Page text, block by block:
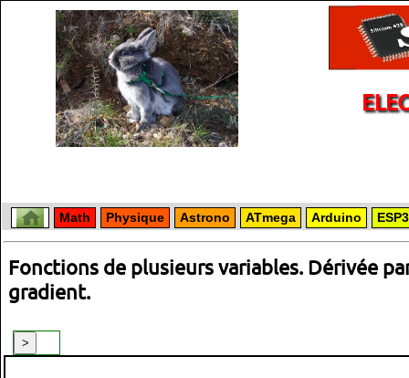
Math Physique Astrono ATmega Arduino
Fonctions de plusieurs variables. Dérivée
gradient.